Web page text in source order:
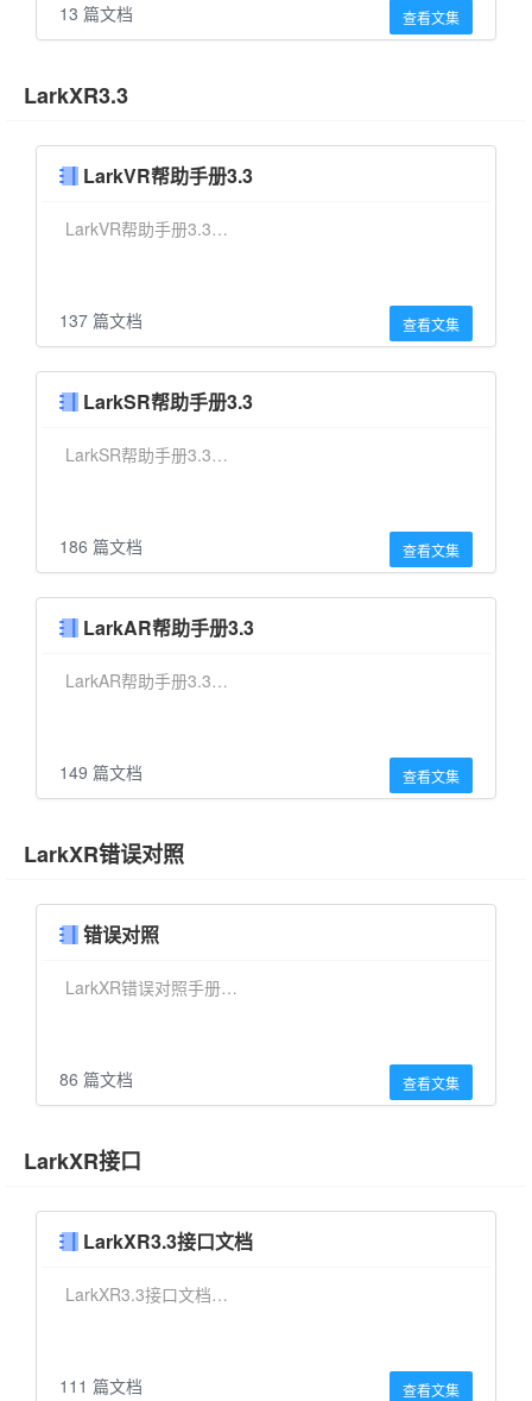
13 篇文档 查看文集
LarkXR3.3
LarkVR帮助手册3.3
LarkVR帮助手册3.3…
137 篇文档 查看文集
LarkSR帮助手册3.3
LarkSR帮助手册3.3…
186 篇文档 查看文集
LarkAR帮助手册3.3
LarkAR帮助手册3.3…
149 篇文档 查看文集
LarkXR错误对照
错误对照
LarkXR错误对照手册…
86 篇文档 查看文集
LarkXR接口
LarkXR3.3接口文档
LarkXR3.3接口文档…
111 篇文档 查看文集